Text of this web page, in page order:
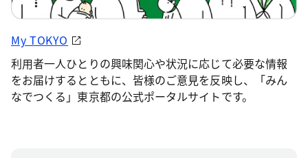
My TOKYO
利用者一人ひとりの興味関心や状況に応じて必要な情報
をお届けするとともに、皆様のご意見を反映し、「みん
なでつくる」東京都の公式ポータルサイトです。